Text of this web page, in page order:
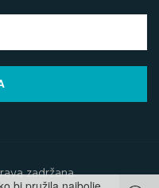
zadržana.